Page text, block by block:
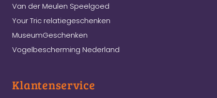
Van der Meulen Speelgoed
Your Tric relatiegeschenken
MuseumGeschenken
Vogelbescherming Nederland
Klantenservice